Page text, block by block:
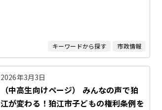
キーワードから探す 市政情報
2026年3月3日
（中高生向けページ） みんなの声で狛
江が変わる！狛江市子どもの権利条例を